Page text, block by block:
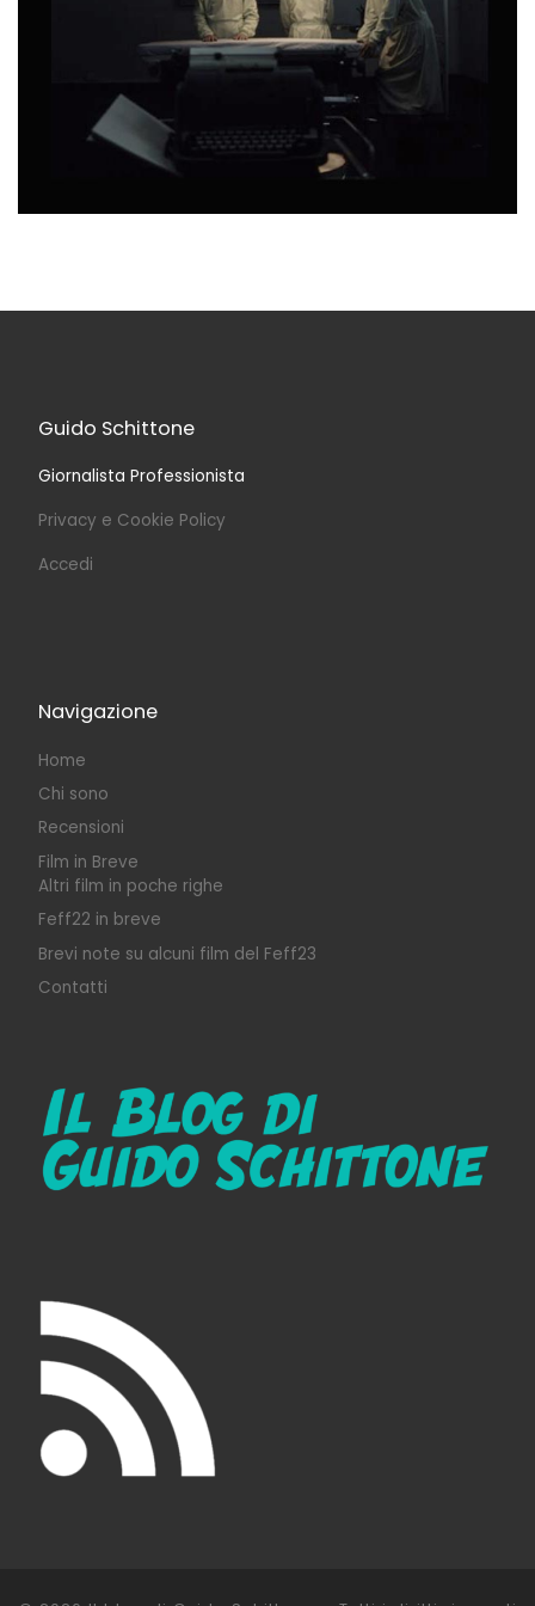
Guido Schittone
Giornalista Professionista
Privacy e Cookie Policy
Accedi
Navigazione
Home
Chi sono
Recensioni
Film in Breve
Altri film in poche righe
Feff22 in breve
Brevi note su alcuni film del Feff23
Contatti